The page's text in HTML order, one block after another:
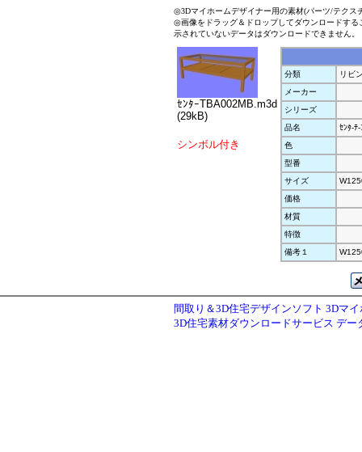
◎3Dマイホームデザイナー用の素材(パーツ/テクス
◎画像をドラッグ＆ドロップしてダウンロードす
示されていないデータはダウンロードできません。
ｾﾝﾀｰTBA002MB.m3d
(29kB)
シンボル付き
分類
リビ
メーカー
シリーズ
品名
ｾﾝﾀ-ﾃ-
色
型番
サイズ
価格
材質
特徴
備考１
間取り＆3D住宅デザインソフト 3Dマ
3D住宅素材ダウンロードサービス デー